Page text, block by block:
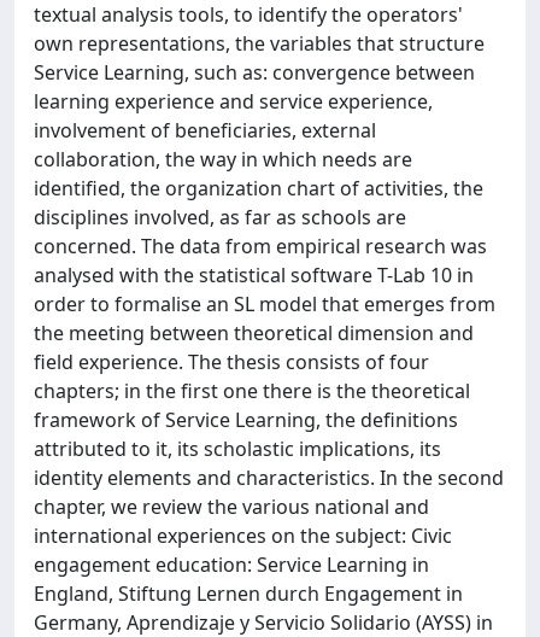
textual analysis tools, to identify the operators'
own representations, the variables that structure
Service Learning, such as: convergence between
learning experience and service experience,
involvement of beneficiaries, external
collaboration, the way in which needs are
identified, the organization chart of activities, the
disciplines involved, as far as schools are
concerned. The data from empirical research was
analysed with the statistical software T-Lab 10 in
order to formalise an SL model that emerges from
the meeting between theoretical dimension and
field experience. The thesis consists of four
chapters; in the first one there is the theoretical
framework of Service Learning, the definitions
attributed to it, its scholastic implications, its
identity elements and characteristics. In the second
chapter, we review the various national and
international experiences on the subject: Civic
engagement education: Service Learning in
England, Stiftung Lernen durch Engagement in
Germany, Aprendizaje y Servicio Solidario (AYSS) in